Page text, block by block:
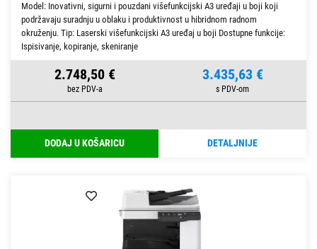
Model: Inovativni, sigurni i pouzdani višefunkcijski A3 uređaji u boji koji
podržavaju suradnju u oblaku i produktivnost u hibridnom radnom
okruženju. Tip: Laserski višefunkcijski A3 uređaj u boji Dostupne funkcije:
Ispisivanje, kopiranje, skeniranje
2.748,50 € 3.435,63 €
DODAJ U KOŠARICU DETALJNIJE